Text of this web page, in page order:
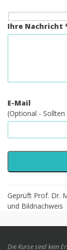
Ihre Nachricht
E-Mail
(Optional -
Geprüft Prof. Dr.
und Bildnachweis
Die Kurse sind kein